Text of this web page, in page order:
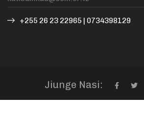
+255 26 23 22965 | 0734398129
Jiunge Nasi: